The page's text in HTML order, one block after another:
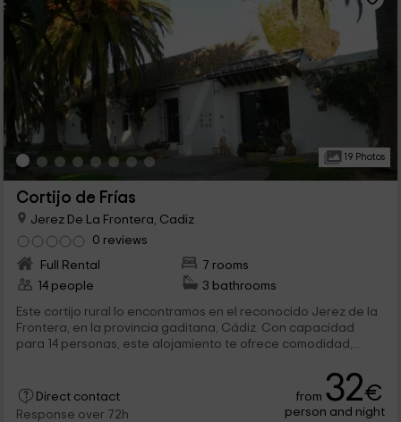
19 Photos
Cortijo de Frías
Jerez De La Frontera, Cadiz
0 reviews
Full Rental
7 rooms
14 people
3 bathrooms
Este cortijo rural lo encontramos en el reconocido Jerez de la
Frontera, en la provincia gaditana, Cádiz. Con capacidad
para 14 personas, este alojamiento te ofrece comodidad,...
Direct contact
Response over 72h
from 32€
person and night